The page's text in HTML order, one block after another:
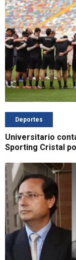
Deportes
Universitario
Sporting Cristal